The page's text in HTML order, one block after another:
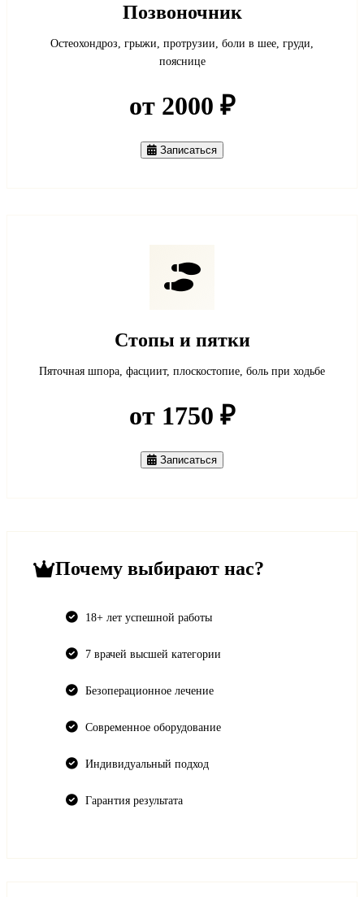
Позвоночник
Остеохондроз, грыжи, протрузии, боли в шее, груди,
пояснице
от 2000 ₽
Записаться
Стопы и пятки
Пяточная шпора, фасциит, плоскостопие, боль при ходьбе
от 1750 ₽
Записаться
Почему выбирают нас?
18+ лет успешной работы
7 врачей высшей категории
Безоперационное лечение
Современное оборудование
Индивидуальный подход
Гарантия результата